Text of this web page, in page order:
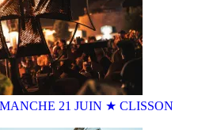
21 JUIN ★ CLISSON